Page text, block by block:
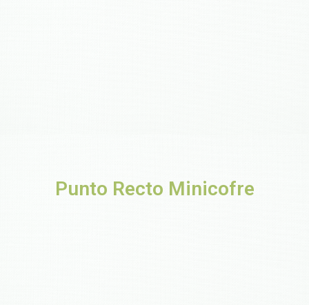
Punto Recto Minicofre